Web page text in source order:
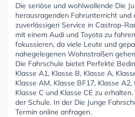
Die seriöse und wohlwollende Die
herausragenden Fahrunterricht und
zuverlässigen Service in Castrop-
mit einem Audi und Toyota zu
fokussieren, da viele Leute und
nahegelegenen Wohnstraßen
Die Fahrschule bietet Perfekte
Klasse A1, Klasse B, Klasse A,
Klasse AM, Klasse BF17, Klasse A2,
Klasse C und Klasse CE zu
der Schule. In der Die Junge
Termin online anfragen.